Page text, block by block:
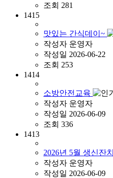
조회 281
1415
맛있는 간식데이~
작성자 운영자
작성일 2026-06-22
조회 253
1414
소방안전교육
작성자 운영자
작성일 2026-06-09
조회 336
1413
2026년 5월 생신잔치
작성자 운영자
작성일 2026-06-09